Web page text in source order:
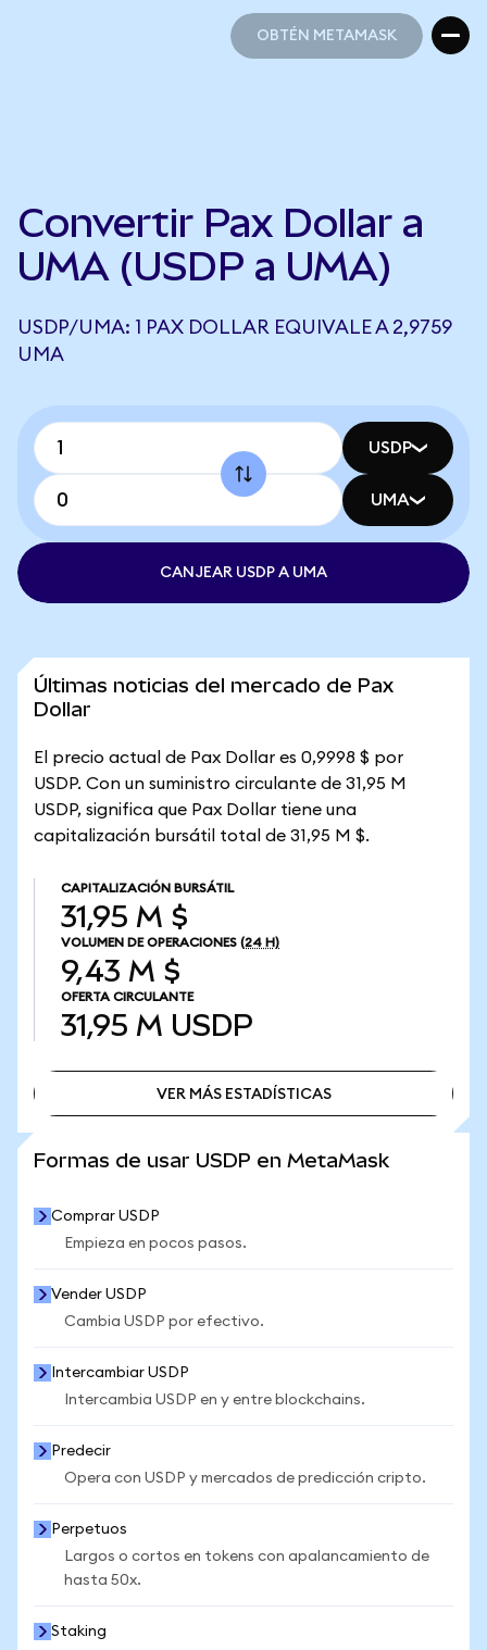
OBTÉN METAMASK
Convertir Pax Dollar a
UMA (USDP a UMA)
USDP/UMA: 1 PAX DOLLAR EQUIVALE A 2,9759
UMA
USDP
UMA
CANJEAR USDP A UMA
Últimas noticias del mercado de Pax
Dollar
El precio actual de Pax Dollar es 0,9998 $ por
USDP. Con un suministro circulante de 31,95 M
USDP, significa que Pax Dollar tiene una
capitalización bursátil total de 31,95 M $.
CAPITALIZACIÓN BURSÁTIL
31,95 M $
VOLUMEN DE OPERACIONES (24 H)
9,43 M $
OFERTA CIRCULANTE
31,95 M USDP
VER MÁS ESTADÍSTICAS
Formas de usar USDP en MetaMask
Comprar USDP
Empieza en pocos pasos.
Vender USDP
Cambia USDP por efectivo.
Intercambiar USDP
Intercambia USDP en y entre blockchains.
Predecir
Opera con USDP y mercados de predicción cripto.
Perpetuos
Largos o cortos en tokens con apalancamiento de
hasta 50x.
Staking